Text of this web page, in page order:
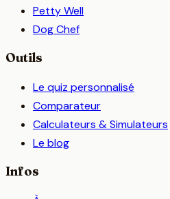
Petty Well
Dog Chef
Outils
Le quiz personnalisé
Comparateur
Calculateurs & Simulateurs
Le blog
Infos